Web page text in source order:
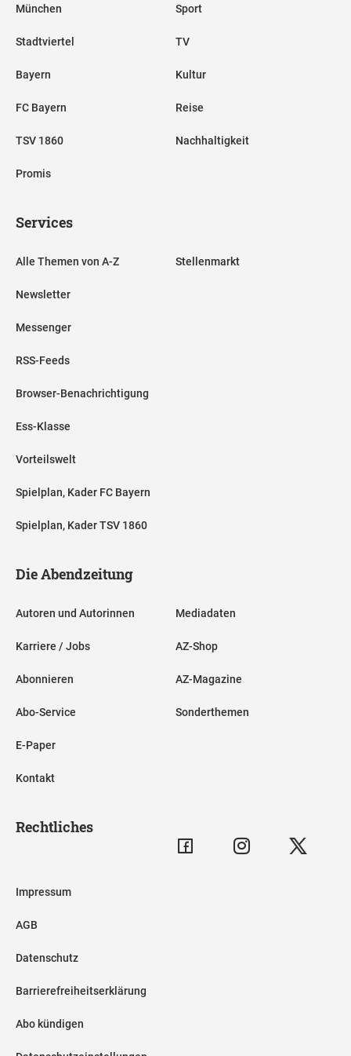
München
Stadtviertel
Bayern
FC Bayern
TSV 1860
Promis
Sport
TV
Kultur
Reise
Nachhaltigkeit
Services
Alle Themen von A-Z
Newsletter
Messenger
RSS-Feeds
Browser-Benachrichtigung
Ess-Klasse
Vorteilswelt
Spielplan, Kader FC Bayern
Spielplan, Kader TSV 1860
Stellenmarkt
Die Abendzeitung
Autoren und Autorinnen
Karriere / Jobs
Abonnieren
Abo-Service
E-Paper
Kontakt
Mediadaten
AZ-Shop
AZ-Magazine
Sonderthemen
Rechtliches
Impressum
AGB
Datenschutz
Barrierefreiheitserklärung
Abo kündigen